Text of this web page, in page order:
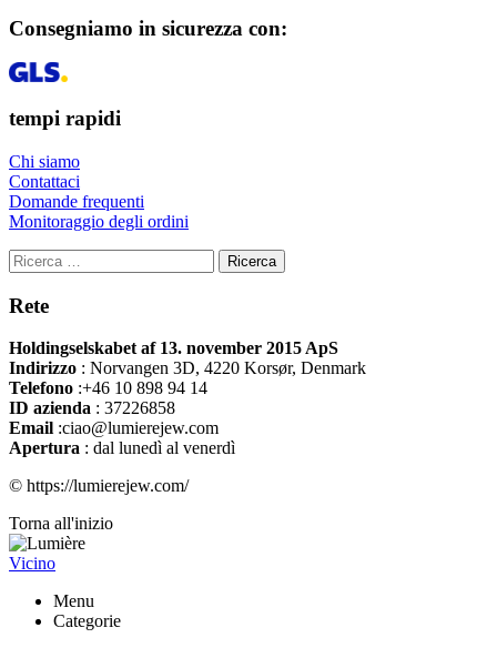
Consegniamo in sicurezza con:
tempi rapidi
Chi siamo
Contattaci
Domande frequenti
Monitoraggio degli ordini
Ricerca
Rete
Holdingselskabet af 13. november 2015 ApS
Indirizzo : Norvangen 3D, 4220 Korsør, Denmark
Telefono :+46 10 898 94 14
ID azienda : 37226858
Email :ciao@lumierejew.com
Apertura : dal lunedì al venerdì
© https://lumierejew.com/
Torna all'inizio
Vicino
Menu
Categorie